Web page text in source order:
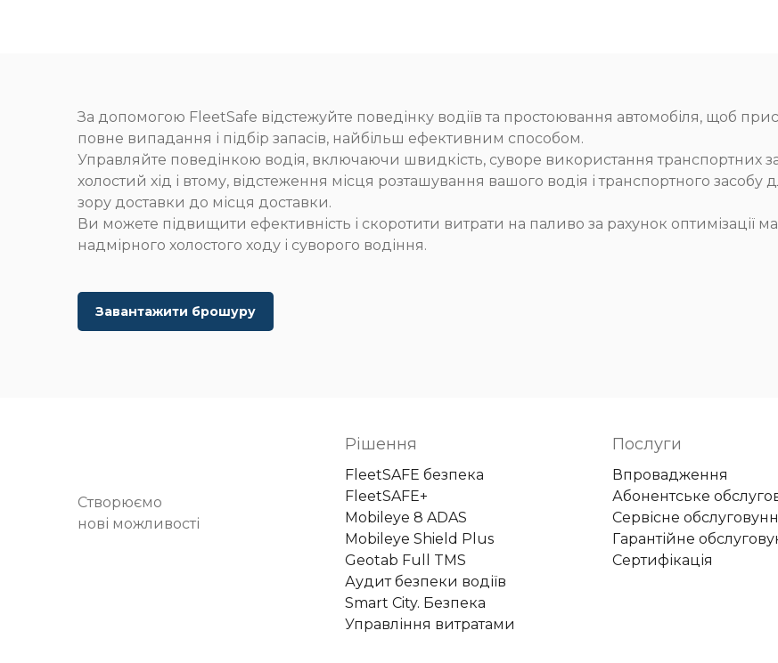
За допомогою FleetSafe відстежуйте поведінку водіїв та простоювання автомобіля, щоб
повне випадання і підбір запасів, найбільш ефективним способом.
Управляйте поведінкою водія, включаючи швидкість, суворе використання транспортних
холостий хід і втому, відстеження місця розташування вашого водія і транспортного
зору доставки до місця доставки.
Ви можете підвищити ефективність і скоротити витрати на паливо за рахунок оптимізації
надмірного холостого ходу і суворого водіння.
Завантажити брошуру
Створюємо
нові можливості
Рішення
FleetSAFE безпека
FleetSAFE+
Mobileye 8 ADAS
Mobileye Shield Plus
Geotab Full TMS
Аудит безпеки водіїв
Smart City. Безпека
Управління витратами
Послуги
Впровадження
Абонентське
Сервісне
Гарантійне
Сертифікація